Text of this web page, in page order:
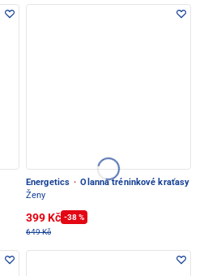
Energetics · Olanna tréninkové kraťasy
Ženy
399 Kč -38 %
649 Kč